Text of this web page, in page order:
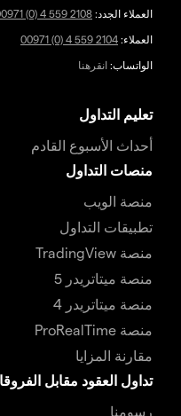
العملاء الجدد: (0) 4 559 2108
العملاء: 00971 (0) 4 559 2104
الواتساب: انقرهنا
تعليم التداول
أحداث الأسبوع القادم
منصات التداول
منصة الويب
تطبيقات التداول
منصة TradingView
منصة ميتاتريدر 5
منصة ميتاتريدر 4
منصة ProRealTime
مقارنة المزايا
تداول العقود مقابل
رسومنا